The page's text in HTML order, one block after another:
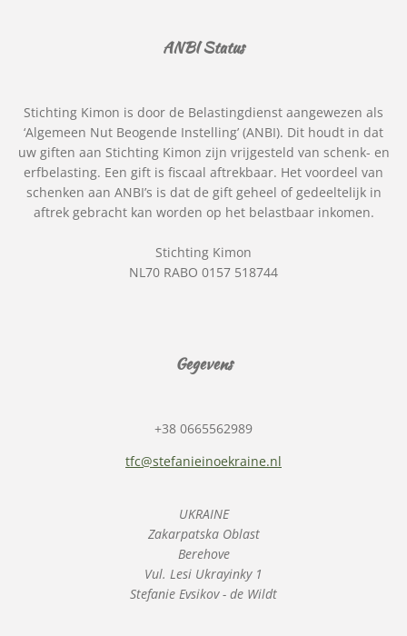
ANBI Status
Stichting Kimon is door de Belastingdienst aangewezen als
‘Algemeen Nut Beogende Instelling’ (ANBI). Dit houdt in dat
uw giften aan Stichting Kimon zijn vrijgesteld van schenk- en
erfbelasting. Een gift is fiscaal aftrekbaar. Het voordeel van
schenken aan ANBI’s is dat de gift geheel of gedeeltelijk in
aftrek gebracht kan worden op het belastbaar inkomen.
Stichting Kimon
NL70 RABO 0157 518744
Gegevens
+38 0665562989
tfc@stefanieinoekraine.nl
UKRAINE
Zakarpatska Oblast
Berehove
Vul. Lesi Ukrayinky 1
Stefanie Evsikov - de Wildt